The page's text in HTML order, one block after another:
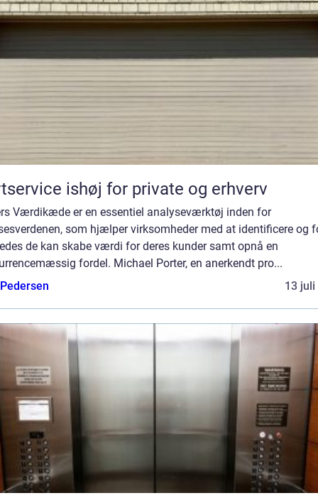
ishøj for private og erhverv
Værdikæde er en essentiel analyseværktøj inden for
som hjælper virksomheder med at identificere og
de kan skabe værdi for deres kunder samt opnå en
fordel. Michael Porter, en anerkendt pro...
13 juli